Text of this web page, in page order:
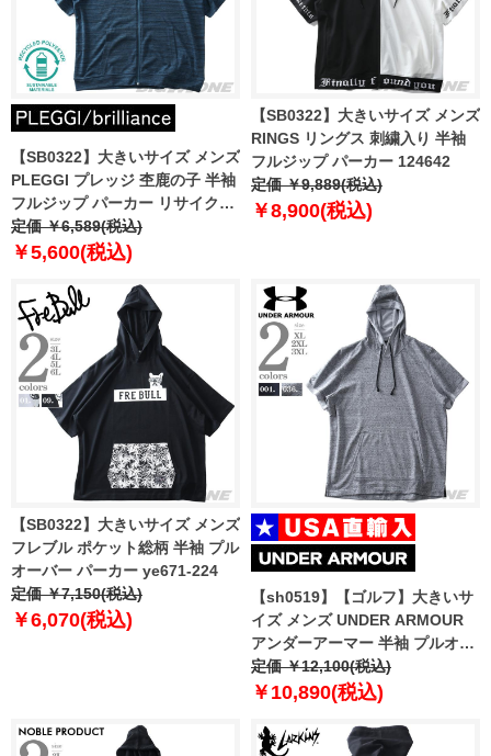
【SB0322】大きいサイズ メンズ
PLEGGI プレッジ 杢鹿の子 半袖
フルジップ パーカー リサイクル
ポリエステル使用 64-43351-2
定価 ￥6,589(税込)
￥5,600(税込)
【SB0322】大きいサイズ メンズ
RINGS リングス 刺繍入り 半袖
フルジップ パーカー 124642
定価 ￥9,889(税込)
￥8,900(税込)
【SB0322】大きいサイズ メンズ
フレブル ポケット総柄 半袖 プル
オーバー パーカー ye671-224
定価 ￥7,150(税込)
￥6,070(税込)
【sh0519】【ゴルフ】大きいサ
イズ メンズ UNDER ARMOUR
アンダーアーマー 半袖 プルオー
バー パーカー USA直輸入
1326763
定価 ￥12,100(税込)
￥10,890(税込)